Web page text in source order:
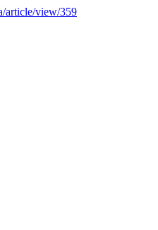
article/view/359